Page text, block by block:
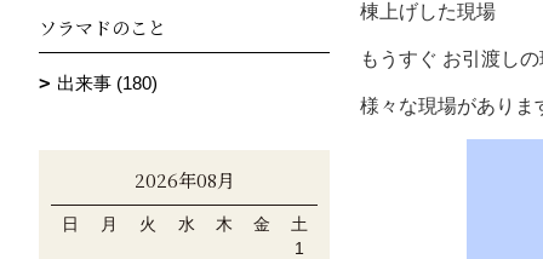
棟上げした現場
もうすぐ お引渡し
様々な現場がありま
ソラマドのこと
出来事 (180)
2026年08月
日 月 火 水 木 金
土
1